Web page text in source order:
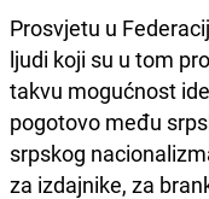
Prosvjetu u
ljudi koji su u tom
takvu mogućnost
pogotovo među
srpskog
za izdajnike, za